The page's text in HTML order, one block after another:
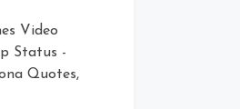
Video
Status -
Quotes,